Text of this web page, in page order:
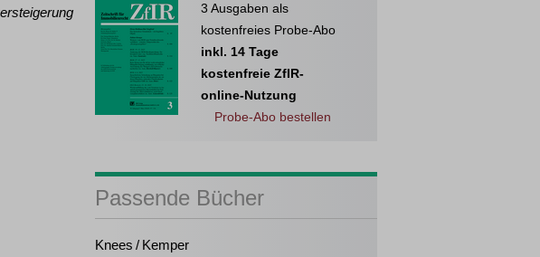
3 Ausgaben als
kostenfreies Probe-Abo
inkl. 14 Tage
kostenfreie ZfIR-
online-Nutzung
Probe-Abo bestellen
Passende Bücher
Knees / Kemper